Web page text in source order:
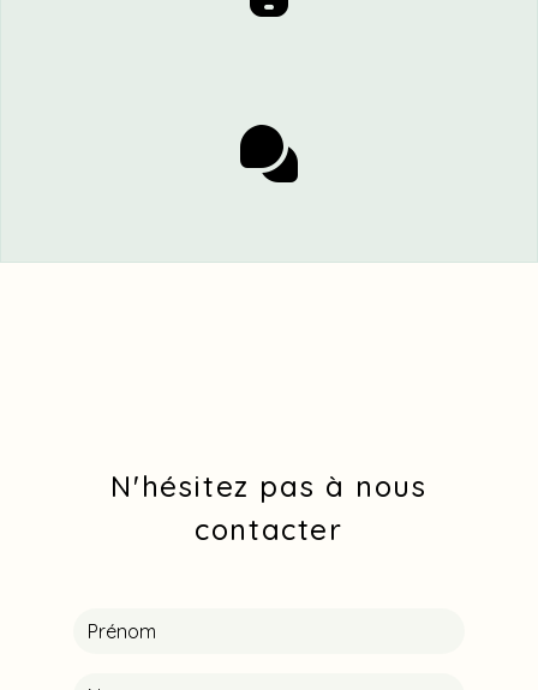
N'hésitez pas à nous
contacter